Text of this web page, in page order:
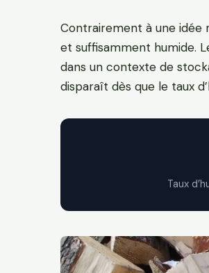
Contrairement à une idée
et suffisamment humide.
dans un contexte de
disparaît dès que le taux
Taux